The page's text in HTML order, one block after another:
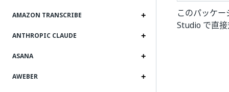
AMAZON TRANSCRIBE
ANTHROPIC CLAUDE
ASANA
AWEBER
このパッケ
Studio で直